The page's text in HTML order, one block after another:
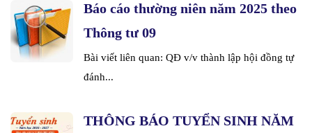
Báo cáo thường niên năm 2025 theo
Thông tư 09
Bài viết liên quan: QĐ v/v thành lập hội đồng tự
đánh...
THÔNG BÁO TUYỂN SINH NĂM